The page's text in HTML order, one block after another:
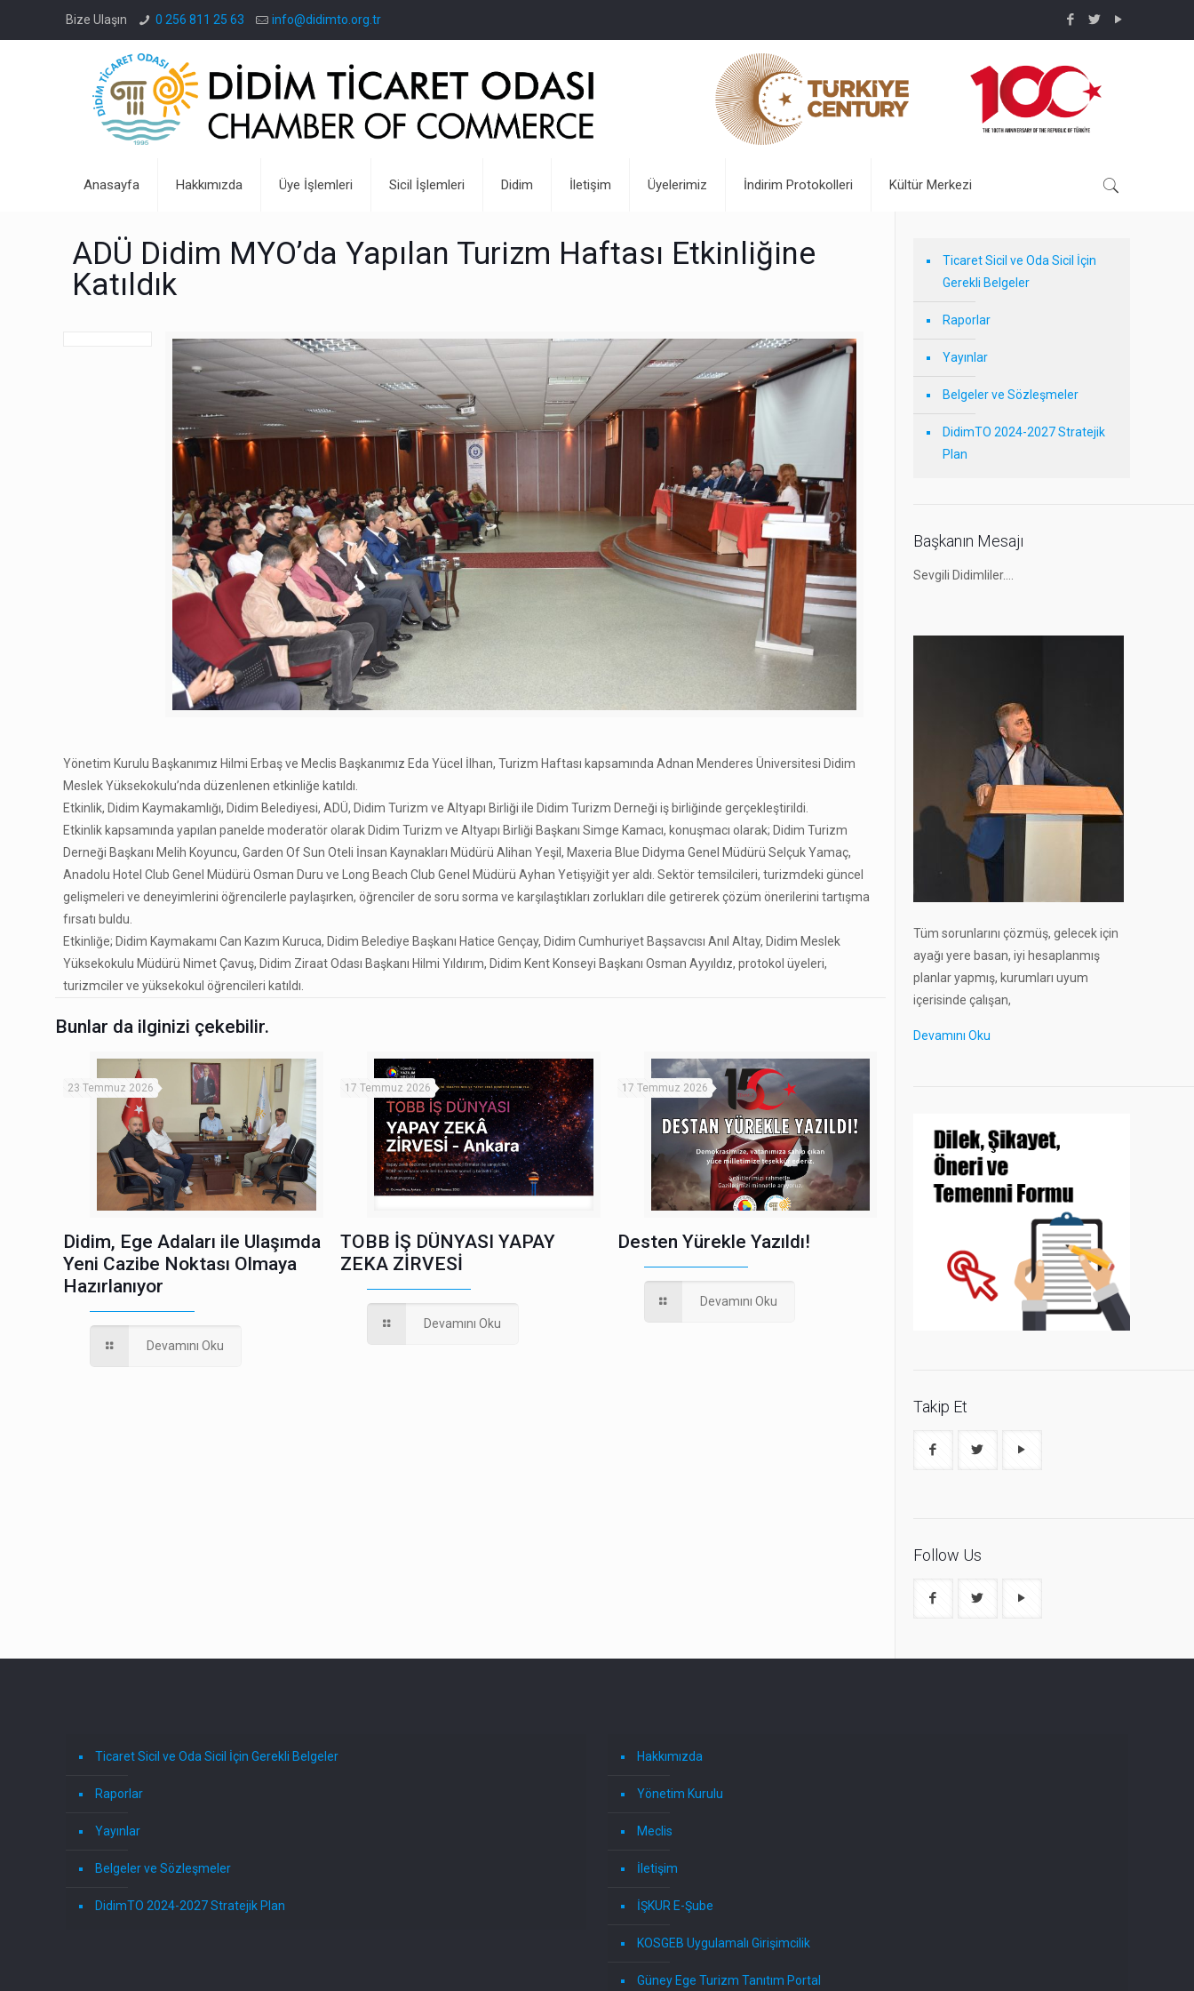
Bize Ulaşın 0 256 811 25 63 info@didimto.org.tr
Anasayfa Hakkımızda Üye İşlemleri Sicil İşlemleri Didim İletişim Üyelerimiz İndirim Protokolleri Kültür Merkezi
ADÜ Didim MYO’da Yapılan Turizm Haftası Etkinliğine
Katıldık
Yönetim Kurulu Başkanımız Hilmi Erbaş ve Meclis Başkanımız Eda Yücel İlhan, Turizm Haftası kapsamında Adnan Menderes Üniversitesi Didim
Meslek Yüksekokulu’nda düzenlenen etkinliğe katıldı.
Etkinlik, Didim Kaymakamlığı, Didim Belediyesi, ADÜ, Didim Turizm ve Altyapı Birliği ile Didim Turizm Derneği iş birliğinde gerçekleştirildi.
Etkinlik kapsamında yapılan panelde moderatör olarak Didim Turizm ve Altyapı Birliği Başkanı Simge Kamacı, konuşmacı olarak; Didim Turizm
Derneği Başkanı Melih Koyuncu, Garden Of Sun Oteli İnsan Kaynakları Müdürü Alihan Yeşil, Maxeria Blue Didyma Genel Müdürü Selçuk Yamaç,
Anadolu Hotel Club Genel Müdürü Osman Duru ve Long Beach Club Genel Müdürü Ayhan Yetişyiğit yer aldı. Sektör temsilcileri, turizmdeki güncel
gelişmeleri ve deneyimlerini öğrencilerle paylaşırken, öğrenciler de soru sorma ve karşılaştıkları zorlukları dile getirerek çözüm önerilerini tartışma
fırsatı buldu.
Etkinliğe; Didim Kaymakamı Can Kazım Kuruca, Didim Belediye Başkanı Hatice Gençay, Didim Cumhuriyet Başsavcısı Anıl Altay, Didim Meslek
Yüksekokulu Müdürü Nimet Çavuş, Didim Ziraat Odası Başkanı Hilmi Yıldırım, Didim Kent Konseyi Başkanı Osman Ayyıldız, protokol üyeleri,
turizmciler ve yüksekokul öğrencileri katıldı.
Bunlar da ilginizi çekebilir.
23 Temmuz 2026
Didim, Ege Adaları ile Ulaşımda
Yeni Cazibe Noktası Olmaya
Hazırlanıyor
Devamını Oku
17 Temmuz 2026
TOBB İŞ DÜNYASI YAPAY
ZEKA ZİRVESİ
Devamını Oku
17 Temmuz 2026
Desten Yürekle Yazıldı!
Devamını Oku
Ticaret Sicil ve Oda Sicil İçin
Gerekli Belgeler
Raporlar
Yayınlar
Belgeler ve Sözleşmeler
DidimTO 2024-2027 Stratejik
Plan
Başkanın Mesajı
Sevgili Didimliler….
Tüm sorunlarını çözmüş, gelecek için
ayağı yere basan, iyi hesaplanmış
planlar yapmış, kurumları uyum
içerisinde çalışan,
Devamını Oku
Takip Et
Follow Us
Ticaret Sicil ve Oda Sicil İçin Gerekli Belgeler
Raporlar
Yayınlar
Belgeler ve Sözleşmeler
DidimTO 2024-2027 Stratejik Plan
Hakkımızda
Yönetim Kurulu
Meclis
İletişim
İŞKUR E-Şube
KOSGEB Uygulamalı Girişimcilik
Güney Ege Turizm Tanıtım Portal